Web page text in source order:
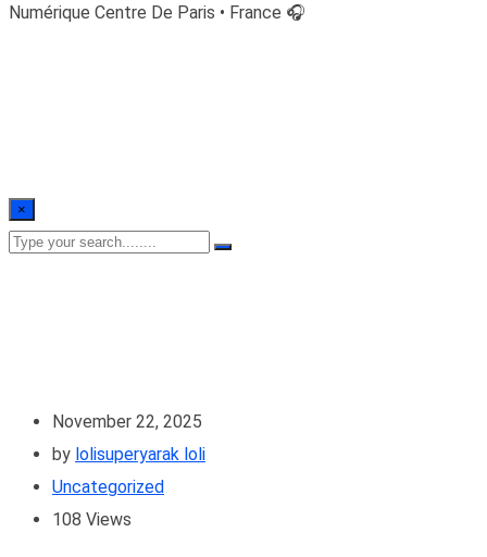
Numérique Centre De Paris • France 🎧
×
November 22, 2025
by lolisuperyarak loli
Uncategorized
108 Views